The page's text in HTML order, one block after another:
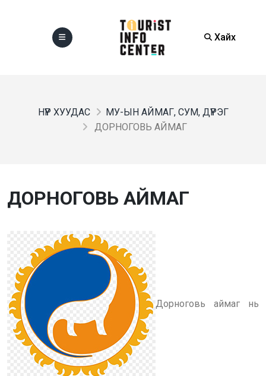
Хайх
НҮҮР ХУУДАС
МУ-ЫН АЙМАГ, СУМ, ДҮҮРЭГ
ДОРНОГОВЬ АЙМАГ
ДОРНОГОВЬ АЙМАГ
Дорноговь аймаг нь